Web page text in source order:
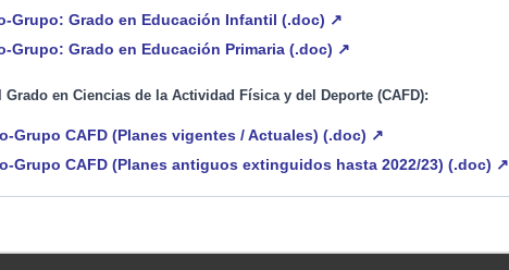
Grupo: Grado en Educación Infantil (.doc) ↗
Grupo: Grado en Educación Primaria (.doc) ↗
Grado en Ciencias de la Actividad Física y del Deporte (CAFD):
Grupo CAFD (Planes vigentes / Actuales) (.doc) ↗
Grupo CAFD (Planes antiguos extinguidos hasta 2022/23) (.doc) ↗